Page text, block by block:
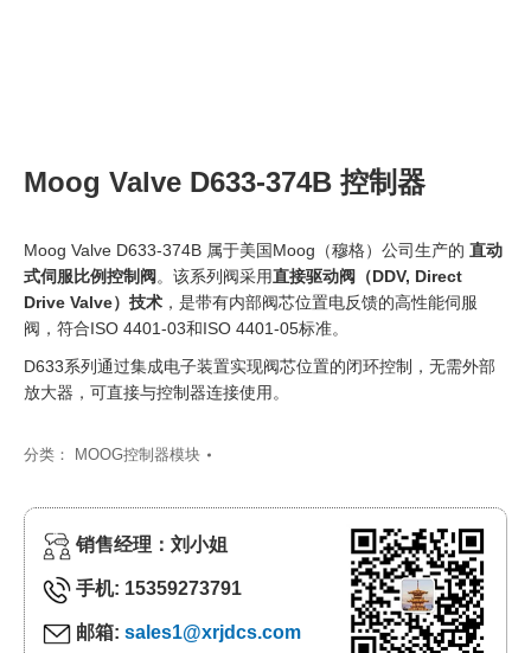
Moog Valve D633-374B 控制器
Moog Valve D633-374B 属于美国Moog（穆格）公司生产的 直动
式伺服比例控制阀 。该系列阀采用直接驱动阀（DDV, Direct
Drive Valve）技术 ，是带有内部阀芯位置电反馈的高性能伺服
阀，符合ISO 4401-03和ISO 4401-05标准。
D633系列通过集成电子装置实现阀芯位置的闭环控制，无需外部
放大器，可直接与控制器连接使用。
分类： MOOG控制器模块
销售经理：刘小姐
手机: 15359273791
邮箱: sales1@xrjdcs.com